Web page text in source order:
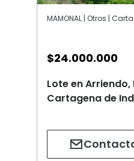
MAMONAL | Otros |
$24.000.000
Lote en Arriendo,
Cartagena de